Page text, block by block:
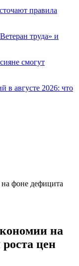
правила
труда» и
смогут
в августе 2026: что
фоне дефицита
на
цен